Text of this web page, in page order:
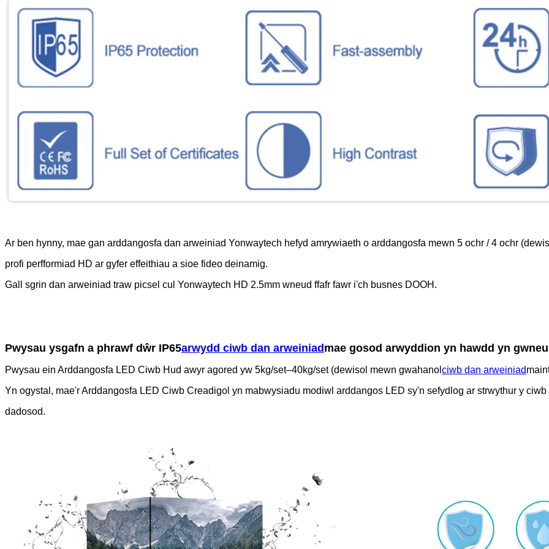
Ar ben hynny, mae gan arddangosfa dan arweiniad Yonwaytech hefyd amrywiaeth o arddangosfa mewn 5 ochr / 4 ochr
profi perfformiad HD ar gyfer effeithiau a sioe fideo deinamig.
Gall sgrin dan arweiniad traw picsel cul Yonwaytech HD 2.5mm wneud ffafr fawr i'ch busnes DOOH.
Pwysau ysgafn a phrawf dŵr IP65arwydd ciwb dan arweiniad mae gosod arwyddion yn hawdd yn
Pwysau ein Arddangosfa LED Ciwb Hud awyr agored yw 5kg/set–40kg/set (dewisol mewn gwahanol ciwb dan arweiniad
Yn ogystal, mae'r Arddangosfa LED Ciwb Creadigol yn mabwysiadu modiwl arddangos LED sy'n sefydlog ar strwythur y
dadosod.